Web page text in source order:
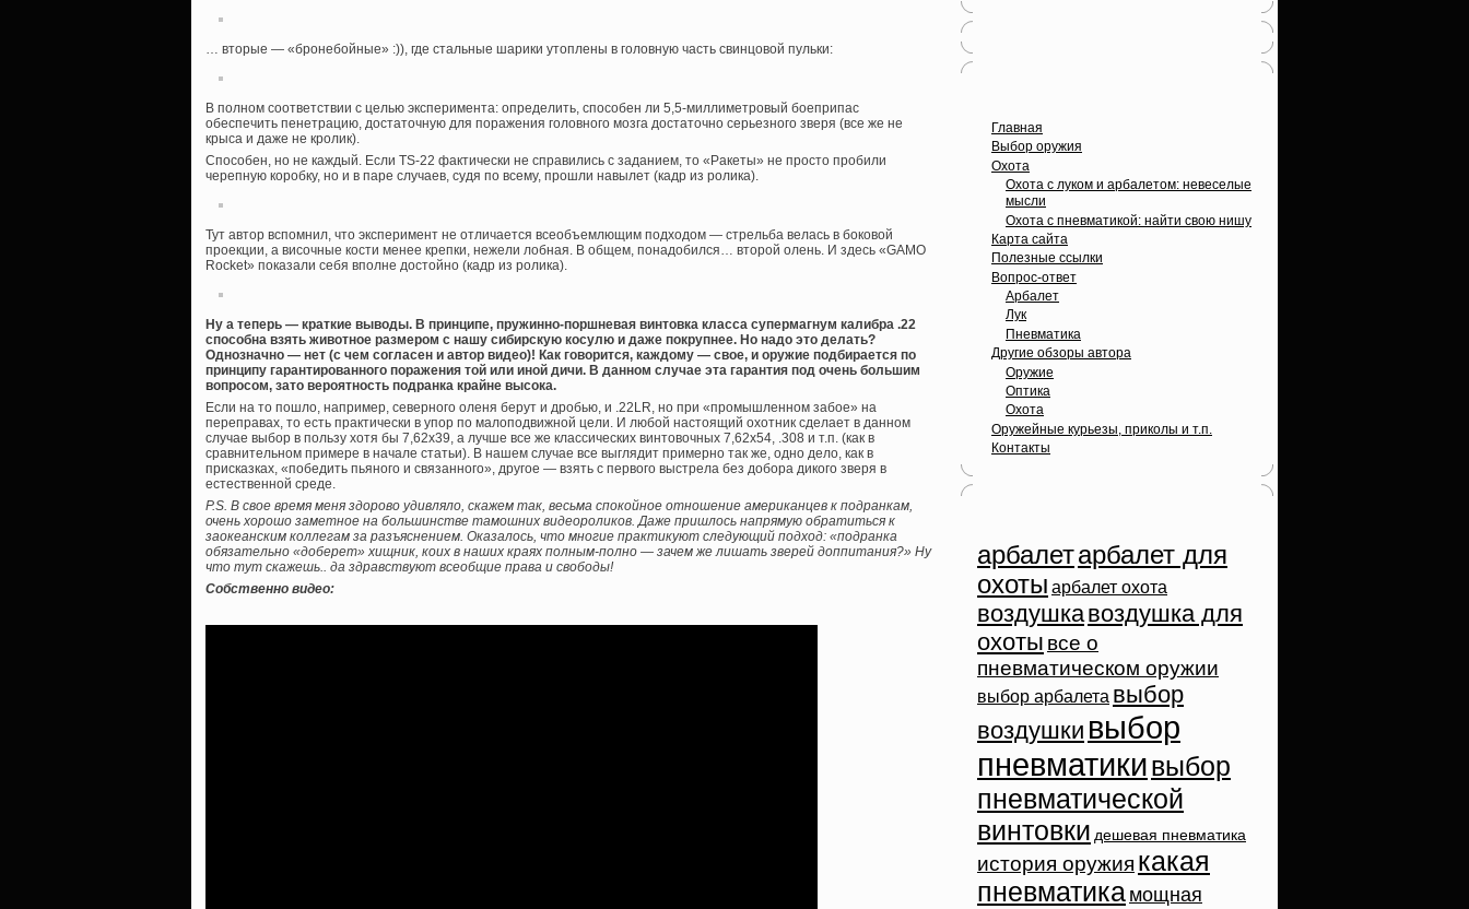
… вторые — «бронебойные» :)), где стальные шарики утоплены в головную часть свинцовой пульки:
В полном соответствии с целью эксперимента: определить, способен ли 5,5-миллиметровый боеприпас
обеспечить пенетрацию, достаточную для поражения головного мозга достаточно серьезного зверя (все же не
крыса и даже не кролик).
Способен, но не каждый. Если TS-22 фактически не справились с заданием, то «Ракеты» не просто пробили
черепную коробку, но и в паре случаев, судя по всему, прошли навылет (кадр из ролика).
Тут автор вспомнил, что эксперимент не отличается всеобъемлющим подходом — стрельба велась в боковой
проекции, а височные кости менее крепки, нежели лобная. В общем, понадобился… второй олень. И здесь «GAMO
Rocket» показали себя вполне достойно (кадр из ролика).
Ну а теперь — краткие выводы. В принципе, пружинно-поршневая винтовка класса супермагнум калибра .22
способна взять животное размером с нашу сибирскую косулю и даже покрупнее. Но надо это делать?
Однозначно — нет (с чем согласен и автор видео)! Как говорится, каждому — свое, и оружие подбирается по
принципу гарантированного поражения той или иной дичи. В данном случае эта гарантия под очень большим
вопросом, зато вероятность подранка крайне высока.
Если на то пошло, например, северного оленя берут и дробью, и .22LR, но при «промышленном забое» на
переправах, то есть практически в упор по малоподвижной цели. И любой настоящий охотник сделает в данном
случае выбор в пользу хотя бы 7,62х39, а лучше все же классических винтовочных 7,62х54, .308 и т.п. (как в
сравнительном примере в начале статьи). В нашем случае все выглядит примерно так же, одно дело, как в
присказках, «победить пьяного и связанного», другое — взять с первого выстрела без добора дикого зверя в
естественной среде.
P.S. В свое время меня здорово удивляло, скажем так, весьма спокойное отношение американцев к подранкам,
очень хорошо заметное на большинстве тамошних видеороликов. Даже пришлось напрямую обратиться к
заокеанским коллегам за разъяснением. Оказалось, что многие практикуют следующий подход: «подранка
обязательно «доберет» хищник, коих в наших краях полным-полно — зачем же лишать зверей доппитания?» Ну
что тут скажешь.. да здравствуют всеобщие права и свободы!
Собственно видео:
Главная
Выбор оружия
Охота
Охота с луком и арбалетом: невеселые
мысли
Охота с пневматикой: найти свою нишу
Карта сайта
Полезные ссылки
Вопрос-ответ
Арбалет
Лук
Пневматика
Другие обзоры автора
Оружие
Оптика
Охота
Оружейные курьезы, приколы и т.п.
Контакты
арбалетарбалет для
охоты арбалет охота
воздушкавоздушка для
охоты все о
пневматическом оружии
выбор арбалета выбор
воздушки выбор
пневматикивыбор
пневматической
винтовки дешевая пневматика
история оружия какая
пневматика мощная